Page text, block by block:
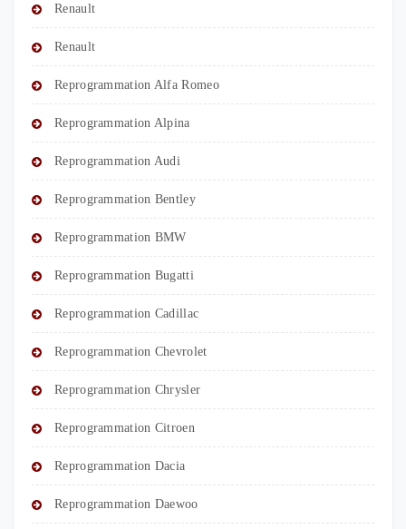
Renault
Renault
Reprogrammation Alfa Romeo
Reprogrammation Alpina
Reprogrammation Audi
Reprogrammation Bentley
Reprogrammation BMW
Reprogrammation Bugatti
Reprogrammation Cadillac
Reprogrammation Chevrolet
Reprogrammation Chrysler
Reprogrammation Citroen
Reprogrammation Dacia
Reprogrammation Daewoo